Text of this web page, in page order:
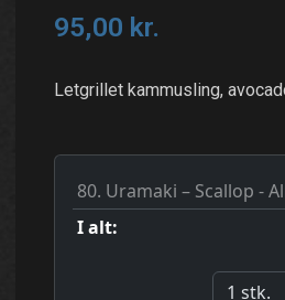
95,00 kr.
Letgrillet kammusling,